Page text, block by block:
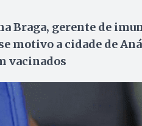
Braga, gerente de
motivo a cidade de
vacinados